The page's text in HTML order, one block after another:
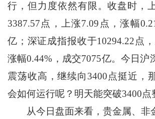
行，但力度依然有限。收盘时，
3387.57点，上涨7.09点，涨幅
亿；深证成指报收于10294.22点，
涨幅0.44%，成交7075亿。今日沪
震荡收高，继续向3400点挺近，
会如何运行呢？明天能突破3400点
从今日盘面来看，贵金属、非